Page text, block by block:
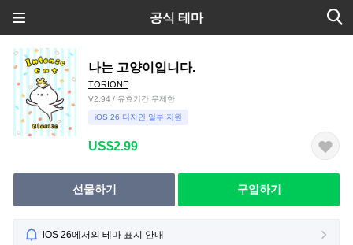
공식 테마
나는 고양이입니다.
TORIONE
V2.94 / 유효기간 무제한
iOS 26 디자인 일부 지원
US$2.99
선물하기 구입하기
iOS 26에서의 테마 표시 안내